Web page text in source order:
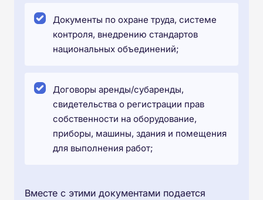
Документы по охране труда, системе
контроля, внедрению стандартов
национальных объединений;
Договоры аренды/субаренды,
свидетельства о регистрации прав
собственности на оборудование,
приборы, машины, здания и помещения
для выполнения работ;
Вместе с этими документами подается